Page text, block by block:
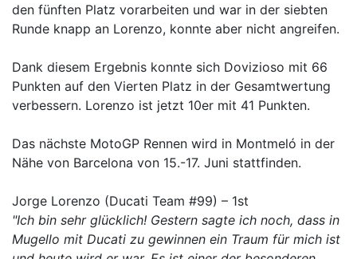
den fünften Platz vorarbeiten und war in der siebten
Runde knapp an Lorenzo, konnte aber nicht angreifen.
Dank diesem Ergebnis konnte sich Dovizioso mit 66
Punkten auf den Vierten Platz in der Gesamtwertung
verbessern. Lorenzo ist jetzt 10er mit 41 Punkten.
Das nächste MotoGP Rennen wird in Montmeló in der
Nähe von Barcelona von 15.-17. Juni stattfinden.
Jorge Lorenzo (Ducati Team #99) – 1st
"Ich bin sehr glücklich! Gestern sagte ich noch, dass in
Mugello mit Ducati zu gewinnen ein Traum für mich ist